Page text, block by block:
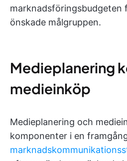
marknadsföringsbudgeten
önskade målgruppen.
Medieplanering
medieinköp
Medieplanering och
komponenter i en